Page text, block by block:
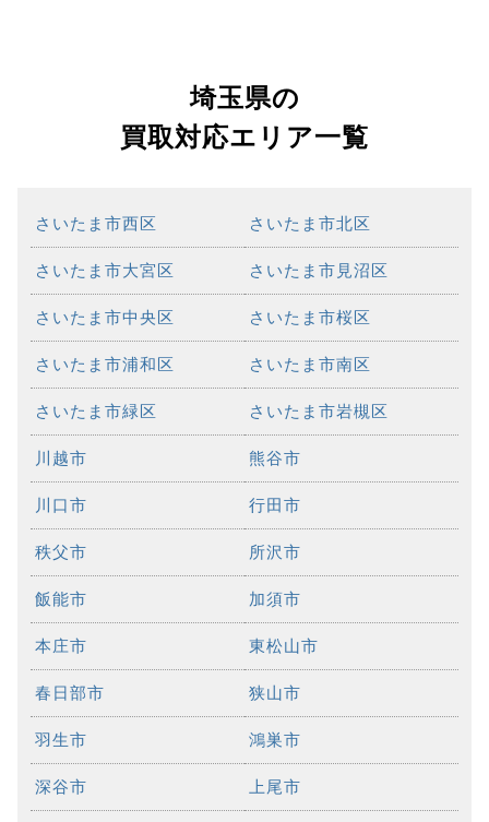
埼玉県の
買取対応エリア一覧
さいたま市西区 さいたま市北区
さいたま市大宮区 さいたま市見沼区
さいたま市中央区 さいたま市桜区
さいたま市浦和区 さいたま市南区
さいたま市緑区 さいたま市岩槻区
川越市 熊谷市
川口市 行田市
秩父市 所沢市
飯能市 加須市
本庄市 東松山市
春日部市 狭山市
羽生市 鴻巣市
深谷市 上尾市